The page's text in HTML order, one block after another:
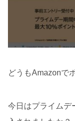
どうもAmazonで
今日はプライムデ